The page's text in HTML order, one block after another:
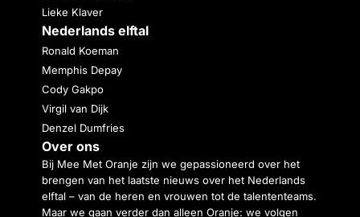
Lieke Klaver
Nederlands elftal
Ronald Koeman
Memphis Depay
Cody Gakpo
Virgil van Dijk
Denzel Dumfries
Over ons
Bij Mee Met Oranje zijn we gepassioneerd over het
brengen van het laatste nieuws over het Nederlands
elftal – van de heren en vrouwen tot de talententeams.
Maar we gaan verder dan alleen Oranje: we volgen